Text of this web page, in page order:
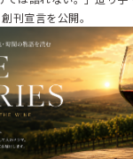
刊宣言を公開。